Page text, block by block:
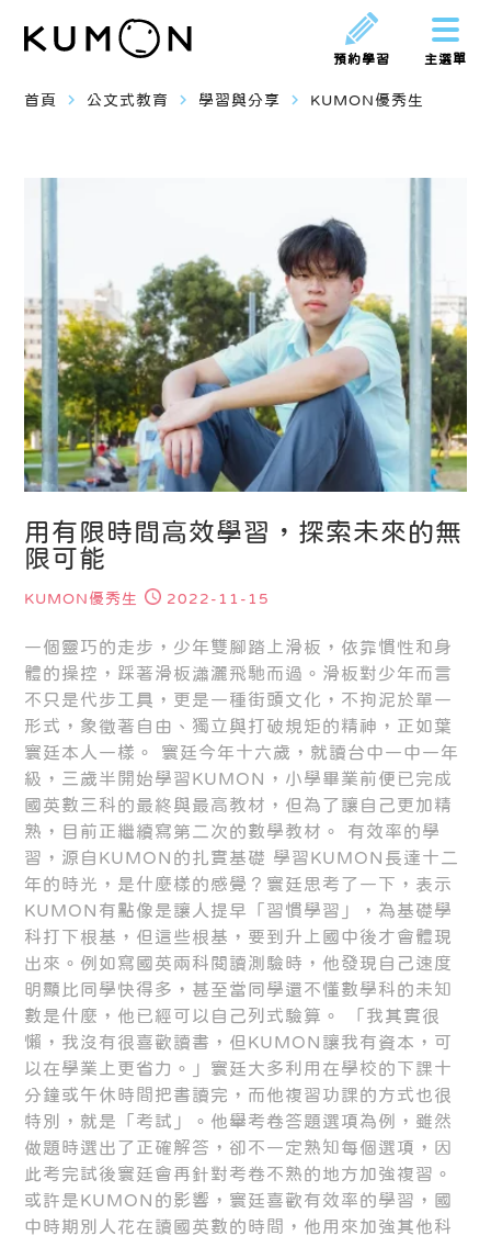
主選單
預約學習
首頁 navigate_next 公文式教育 navigate_next 學習與分享 navigate_next KUMON優秀生
用有限時間高效學習，探索未來的無
限可能
KUMON優秀生 2022-11-15
一個靈巧的走步，少年雙腳踏上滑板，依靠慣性和身
體的操控，踩著滑板瀟灑飛馳而過。滑板對少年而言
不只是代步工具，更是一種街頭文化，不拘泥於單一
形式，象徵著自由、獨立與打破規矩的精神，正如葉
寰廷本人一樣。 寰廷今年十六歲，就讀台中一中一年
級，三歲半開始學習KUMON，小學畢業前便已完成
國英數三科的最終與最高教材，但為了讓自己更加精
熟，目前正繼續寫第二次的數學教材。 有效率的學
習，源自KUMON的扎實基礎 學習KUMON長達十二
年的時光，是什麼樣的感覺？寰廷思考了一下，表示
KUMON有點像是讓人提早「習慣學習」，為基礎學
科打下根基，但這些根基，要到升上國中後才會體現
出來。例如寫國英兩科閱讀測驗時，他發現自己速度
明顯比同學快得多，甚至當同學還不懂數學科的未知
數是什麼，他已經可以自己列式驗算。 「我其實很
懶，我沒有很喜歡讀書，但KUMON讓我有資本，可
以在學業上更省力。」寰廷大多利用在學校的下課十
分鐘或午休時間把書讀完，而他複習功課的方式也很
特別，就是「考試」。他舉考卷答題選項為例，雖然
做題時選出了正確解答，卻不一定熟知每個選項，因
此考完試後寰廷會再針對考卷不熟的地方加強複習。
或許是KUMON的影響，寰廷喜歡有效率的學習，國
中時期別人花在讀國英數的時間，他用來加強其他科